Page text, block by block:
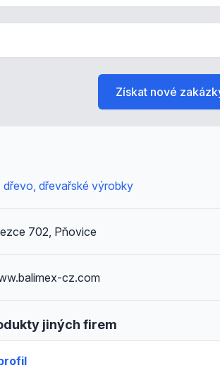
dřevařské výrobky
702, Pňovice
cz.com
jiných firem
Získat nové